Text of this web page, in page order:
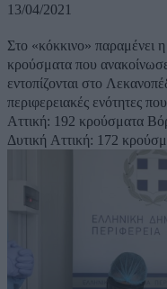
13/04/2021
Στο «κόκκινο» παραμένει
κρούσματα που
εντοπίζονται στο Λεκανοπέδιο. Αναλυτικότερα τα
περιφερειακές ενότητες που
Αττική: 192 κρούσματα Βόρειος Τομέας Αθηνών: 210 κρούσματα